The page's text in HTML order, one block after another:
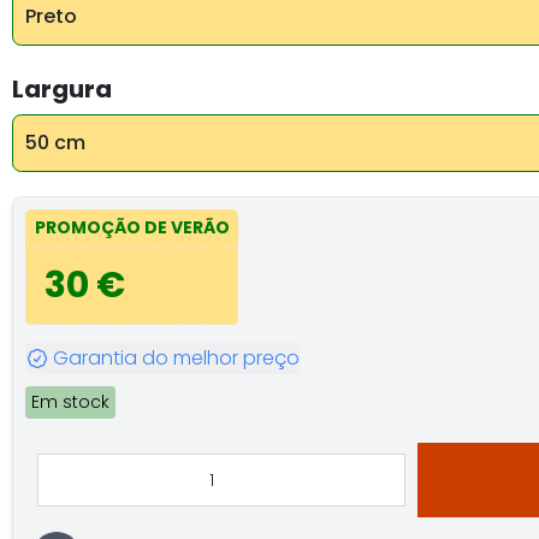
Preto
Largura
50 cm
PROMOÇÃO DE VERÃO
30 €
Garantia do melhor preço
Em stock